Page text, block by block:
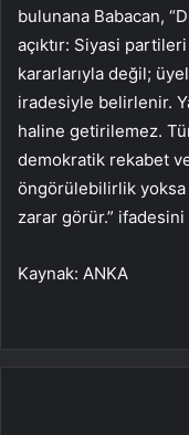
bulunana Babacan,
açıktır: Siyasi
kararlarıyla değil;
iradesiyle belirlenir.
haline getirilemez.
demokratik rekabet
öngörülebilirlik
zarar görür.” ifadesini
Kaynak: ANKA